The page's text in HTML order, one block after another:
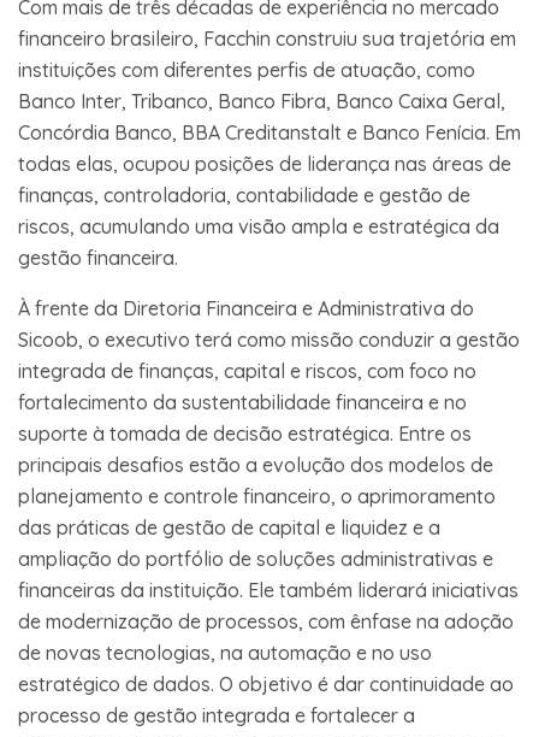
Com mais de três décadas de experiência no mercado
financeiro brasileiro, Facchin construiu sua trajetória em
instituições com diferentes perfis de atuação, como
Banco Inter, Tribanco, Banco Fibra, Banco Caixa Geral,
Concórdia Banco, BBA Creditanstalt e Banco Fenícia. Em
todas elas, ocupou posições de liderança nas áreas de
finanças, controladoria, contabilidade e gestão de
riscos, acumulando uma visão ampla e estratégica da
gestão financeira.
À frente da Diretoria Financeira e Administrativa do
Sicoob, o executivo terá como missão conduzir a gestão
integrada de finanças, capital e riscos, com foco no
fortalecimento da sustentabilidade financeira e no
suporte à tomada de decisão estratégica. Entre os
principais desafios estão a evolução dos modelos de
planejamento e controle financeiro, o aprimoramento
das práticas de gestão de capital e liquidez e a
ampliação do portfólio de soluções administrativas e
financeiras da instituição. Ele também liderará iniciativas
de modernização de processos, com ênfase na adoção
de novas tecnologias, na automação e no uso
estratégico de dados. O objetivo é dar continuidade ao
processo de gestão integrada e fortalecer a